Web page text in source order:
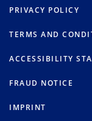
PRIVACY POLICY
TERMS AND
ACCESSIBILITY
FRAUD NOTICE
IMPRINT